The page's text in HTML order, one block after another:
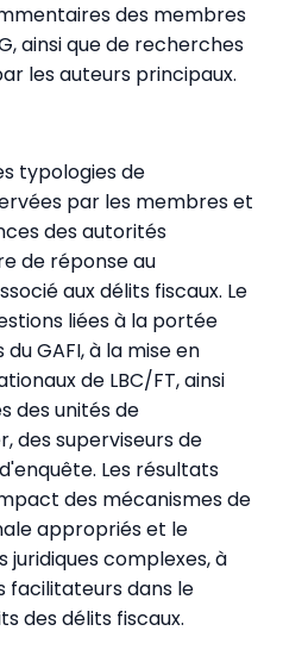
des membres
ainsi que de recherches
les auteurs principaux.
typologies de
par les membres et
des autorités
de réponse au
aux délits fiscaux. Le
liées à la portée
GAFI, à la mise en
de LBC/FT, ainsi
des unités de
des superviseurs de
Les résultats
des mécanismes de
appropriés et le
complexes, à
facilitateurs dans le
des délits fiscaux.